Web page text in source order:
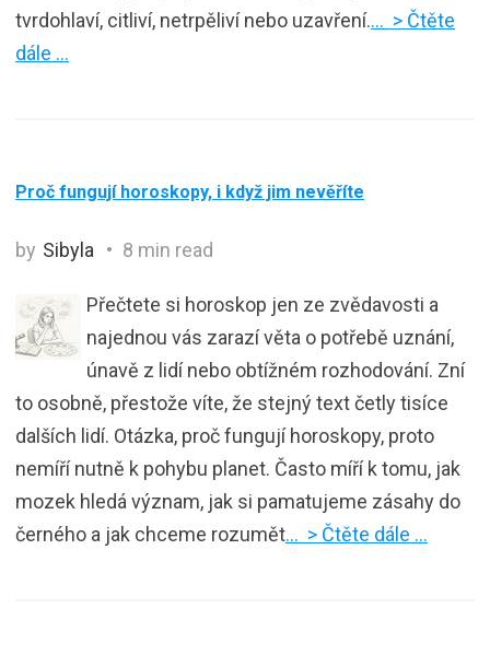
tvrdohlaví, citliví, netrpěliví nebo uzavření.… > Čtěte
dále …
Proč fungují horoskopy, i když jim nevěříte
by Sibyla 8 min read
Přečtete si horoskop jen ze zvědavosti a
najednou vás zarazí věta o potřebě uznání,
únavě z lidí nebo obtížném rozhodování. Zní
to osobně, přestože víte, že stejný text četly tisíce
dalších lidí. Otázka, proč fungují horoskopy, proto
nemíří nutně k pohybu planet. Často míří k tomu, jak
mozek hledá význam, jak si pamatujeme zásahy do
černého a jak chceme rozumět… > Čtěte dále …